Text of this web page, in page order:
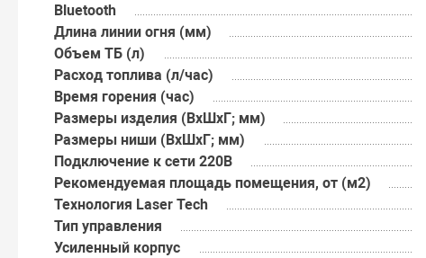
Bluetooth
Длина линии огня (мм)
Объем ТБ (л)
Расход топлива (л/час)
Время горения (час)
Размеры изделия (ВхШхГ; мм)
Размеры ниши (ВхШхГ; мм)
Подключение к сети 220В
Рекомендуемая площадь помещения, от (м2)
Технология Laser Tech
Тип управления
Усиленный корпус